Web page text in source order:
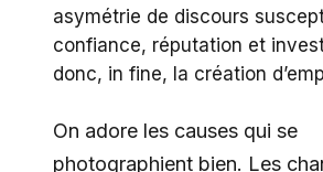
asymétrie de discours
confiance, réputation et
donc, in fine, la création
On adore les causes qui se
photographient bien. Les